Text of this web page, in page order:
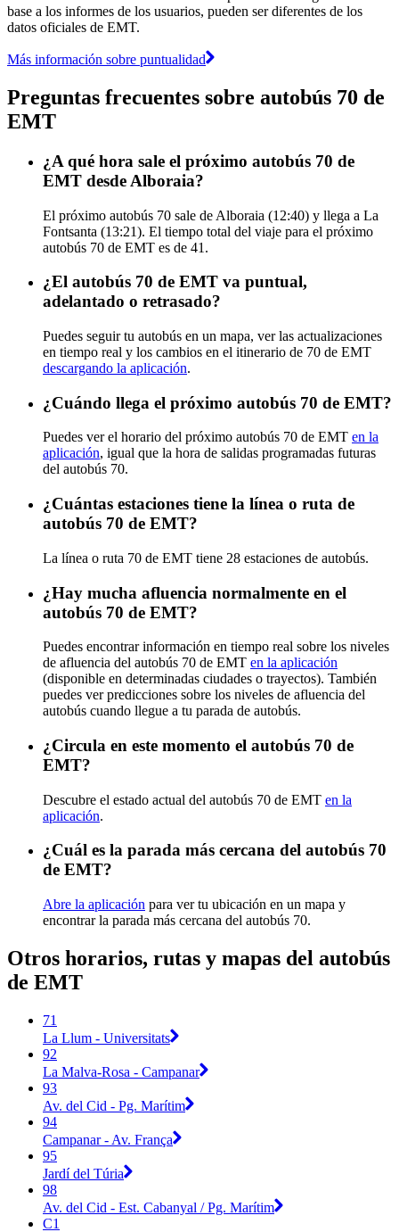
base a los informes de los usuarios, pueden ser diferentes de los
datos oficiales de EMT.
Más información sobre puntualidad
Preguntas frecuentes sobre autobús 70 de
EMT
¿A qué hora sale el próximo autobús 70 de
EMT desde Alboraia?
El próximo autobús 70 sale de Alboraia (12:40) y llega a La
Fontsanta (13:21). El tiempo total del viaje para el próximo
autobús 70 de EMT es de 41.
¿El autobús 70 de EMT va puntual,
adelantado o retrasado?
Puedes seguir tu autobús en un mapa, ver las actualizaciones
en tiempo real y los cambios en el itinerario de 70 de EMT
descargando la aplicación.
¿Cuándo llega el próximo autobús 70 de EMT?
Puedes ver el horario del próximo autobús 70 de EMT en la
aplicación, igual que la hora de salidas programadas futuras
del autobús 70.
¿Cuántas estaciones tiene la línea o ruta de
autobús 70 de EMT?
La línea o ruta 70 de EMT tiene 28 estaciones de autobús.
¿Hay mucha afluencia normalmente en el
autobús 70 de EMT?
Puedes encontrar información en tiempo real sobre los niveles
de afluencia del autobús 70 de EMT en la aplicación
(disponible en determinadas ciudades o trayectos). También
puedes ver predicciones sobre los niveles de afluencia del
autobús cuando llegue a tu parada de autobús.
¿Circula en este momento el autobús 70 de
EMT?
Descubre el estado actual del autobús 70 de EMT en la
aplicación.
¿Cuál es la parada más cercana del autobús 70
de EMT?
Abre la aplicación para ver tu ubicación en un mapa y
encontrar la parada más cercana del autobús 70.
Otros horarios, rutas y mapas del autobús
de EMT
71
La Llum - Universitats
92
La Malva-Rosa - Campanar
93
Av. del Cid - Pg. Marítim
94
Campanar - Av. França
95
Jardí del Túria
98
Av. del Cid - Est. Cabanyal / Pg. Marítim
C1